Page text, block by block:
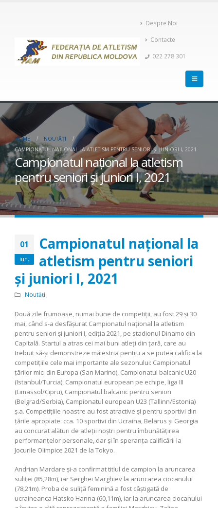
Despre Noi
Contacte
022 278 301
HOME
NOUTĂȚI
CAMPIONATUL NAŢIONAL LA ATLETISM PENTRU SENIORI ŞI JUNIORI I, 2021
Campionatul naţional la atletism
pentru seniori şi juniori I, 2021
01
iun.
Campionatul naţional la
atletism pentru seniori
şi juniori I, 2021
Noutăți
Două zile frumoase, numai bune de competiţii, au fost 29 şi 30
mai, când s-a desfăşurat Campionatul naţional la atletism
pentru seniori şi juniori I, ediţia 2021, pe stadionul Dinamo din
Capitală. Startul a atras cei mai buni atleţi din ţară, care au
trebuit să-şi demonstreze măiestria pentru a se putea califica la
competiţiile cele mai importante ale sezonului: Campionatul
ţărilor mici din Europa (San Marino), Campionatul balcanic U20
(Istanbul/Turcia), Campionatul european pe echipe, liga III
(Limassol/Cipru), Campionatul balcanic pentru seniori
(Belgrad/Serbia), Campionatul european U23 (Tallinn/Estonia)
ş.a. Competiţiile noastre au fost atractive şi pentru sportivi din
ţările apropiate: cca. 10 sportivi din Ucraina, Belarus şi Georgia
au concurat alături de atleţii noştri pentru îmbunătăţirea
performanţelor personale, dar şi în speranţa calificării la
Jocurile Olimpice 2021 de la Tokyo.
Andrian Mardare şi-a confirmat titlul de campion la aruncarea
suliţei (85,28m), iar Serghei Marghiev la aruncarea ciocanului
(78,21m). Proba de suliţă feminină a fost câştigată de
ucraineanca Hatsko Hanna (60,11m), iar la aruncarea ciocanului